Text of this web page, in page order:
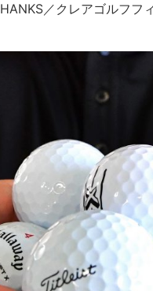
／クレアゴルフフ